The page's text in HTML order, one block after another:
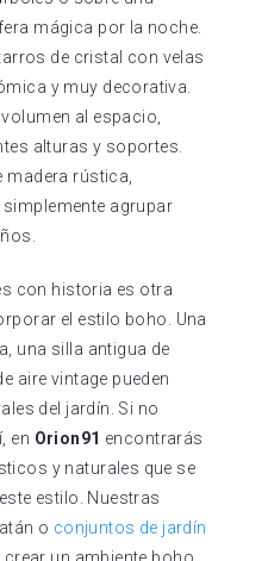
mágica por la noche.
de cristal con velas
y muy decorativa.
al espacio,
alturas y soportes.
madera rústica,
agrupar
con historia es otra
el estilo boho. Una
una silla antigua de
aire vintage pueden
del jardín. Si no
en Orion91 encontrarás
y naturales que se
estilo. Nuestras
o conjuntos de jardín